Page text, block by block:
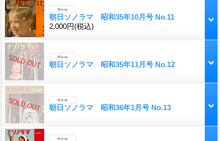
朝日ソノラマ 昭和35年10月号 No.11
2,000円(税込)
朝日ソノラマ 昭和35年11月号 No.12
朝日ソノラマ 昭和36年1月号 No.13